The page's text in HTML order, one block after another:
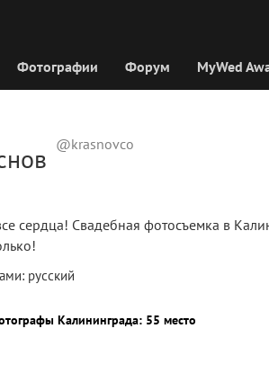
Фотографии Форум MyWed
@krasnovco
сердца! Свадебная фотосъемка в
русский
Калининграда: 55 место